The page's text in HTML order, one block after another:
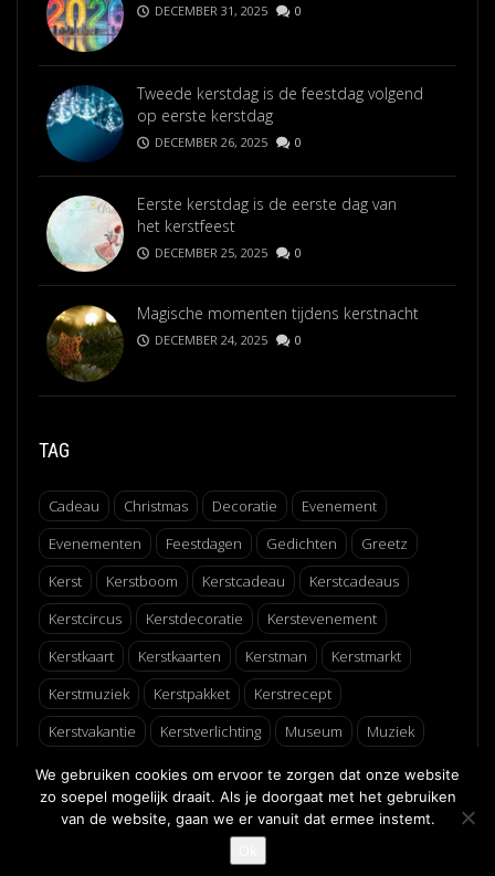
DECEMBER 31, 2025 0
Tweede kerstdag is de feestdag volgend
op eerste kerstdag
DECEMBER 26, 2025 0
Eerste kerstdag is de eerste dag van
het kerstfeest
DECEMBER 25, 2025 0
Magische momenten tijdens kerstnacht
DECEMBER 24, 2025 0
TAG
Cadeau Christmas Decoratie
Evenement
Evenementen
Feestdagen Gedichten
Greetz
Kerst
Kerstboom Kerstcadeau
Kerstcadeaus
Kerstcircus
Kerstdecoratie
Kerstevenement
Kerstkaart
Kerstkaarten Kerstman
Kerstmarkt
Kerstmuziek
Kerstpakket
Kerstrecept
Kerstvakantie
Kerstverlichting Museum
Muziek
Recept
Schaatsen Winter Winterfair
We gebruiken cookies om ervoor te zorgen dat onze website
zo soepel mogelijk draait. Als je doorgaat met het gebruiken
van de website, gaan we er vanuit dat ermee instemt.